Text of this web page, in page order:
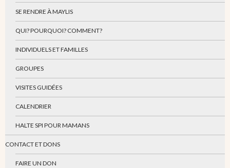
SE RENDRE À MAYLIS
QUI? POURQUOI? COMMENT?
INDIVIDUELS ET FAMILLES
GROUPES
VISITES GUIDÉES
CALENDRIER
HALTE SPI POUR MAMANS
CONTACT ET DONS
FAIRE UN DON